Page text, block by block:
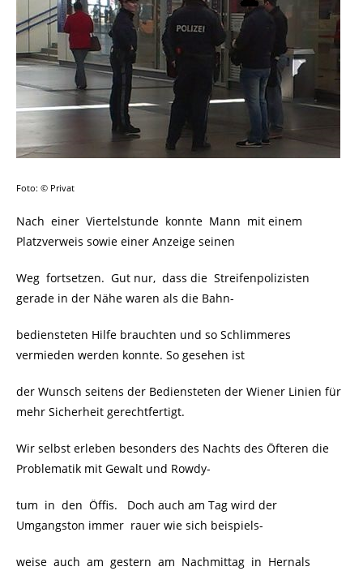
Foto: © Privat
Nach einer Viertelstunde konnte Mann mit einem
Platzverweis sowie einer Anzeige seinen
Weg fortsetzen. Gut nur, dass die Streifenpolizisten
gerade in der Nähe waren als die Bahn-
bediensteten Hilfe brauchten und so Schlimmeres
vermieden werden konnte. So gesehen ist
der Wunsch seitens der Bediensteten der Wiener Linien für
mehr Sicherheit gerechtfertigt.
Wir selbst erleben besonders des Nachts des Öfteren die
Problematik mit Gewalt und Rowdy-
tum in den Öffis. Doch auch am Tag wird der
Umgangston immer rauer wie sich beispiels-
weise auch am gestern am Nachmittag in Hernals